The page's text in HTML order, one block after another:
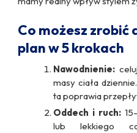
Co możesz
plan w 5 krokach
Nawodnienie:
masy ciała
ta poprawia
Oddech i ruch:
lub lekkiego